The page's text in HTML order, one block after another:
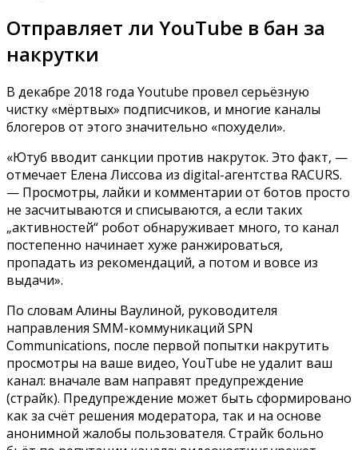
Отправляет ли YouTube в бан за
накрутки
В декабре 2018 года Youtube провел серьёзную
чистку «мёртвых» подписчиков, и многие каналы
блогеров от этого значительно «похудели».
«Ютуб вводит санкции против накруток. Это факт, —
отмечает Елена Лиссова из digital-агентства RACURS.
— Просмотры, лайки и комментарии от ботов просто
не засчитываются и списываются, а если таких
„активностей“ робот обнаруживает много, то канал
постепенно начинает хуже ранжироваться,
пропадать из рекомендаций, а потом и вовсе из
выдачи».
По словам Алины Ваулиной, руководителя
направления SMM-коммуникаций SPN
Communications, после первой попытки накрутить
просмотры на ваше видео, YouTube не удалит ваш
канал: вначале вам направят предупреждение
(страйк). Предупреждение может быть сформировано
как за счёт решения модератора, так и на основе
анонимной жалобы пользователя. Страйк больно